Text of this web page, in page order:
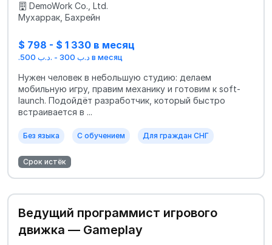
DemoWork Co., Ltd.
Мухаррак, Бахрейн
$ 798 - $ 1 330 в месяц
.د.ب 300 - .د.ب 500 в месяц
Нужен человек в небольшую студию: делаем
мобильную игру, правим механику и готовим к soft-
launch. Подойдёт разработчик, который быстро
встраивается в ...
Без языка С обучением Для граждан СНГ
Срок истёк
Ведущий программист игрового
движка — Gameplay